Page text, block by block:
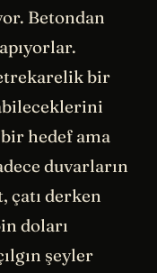
Betondan
bir
hedef ama
duvarların
çatı derken
doları
şeyler